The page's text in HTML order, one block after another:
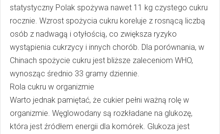
statystyczny Polak spożywa nawet 11 kg czystego cukru
rocznie. Wzrost spożycia cukru koreluje z rosnącą liczbą
osób z nadwagą i otyłością, co zwiększa ryzyko
wystąpienia cukrzycy i innych chorób. Dla porównania, w
Chinach spożycie cukru jest bliższe zaleceniom WHO,
wynosząc średnio 33 gramy dziennie.
Rola cukru w organizmie
Warto jednak pamiętać, że cukier pełni ważną rolę w
organizmie. Węglowodany są rozkładane na glukozę,
która jest źródłem energii dla komórek. Glukoza jest